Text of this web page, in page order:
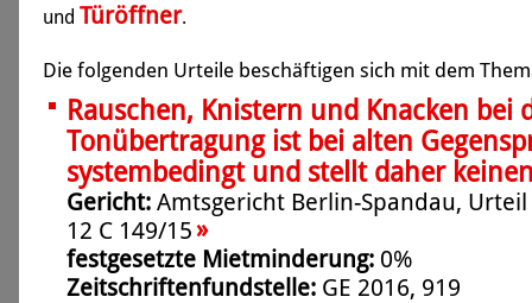
und Türöffner.
Die folgenden Urteile beschäftigen sich mit dem
Rauschen, Knistern und Knacken bei
Tonübertragung ist bei alten
systembedingt und stellt daher
Gericht: Amtsgericht Berlin-Spandau, Urteil
12 C 149/15»
festgesetzte Mietminderung: 0%
Zeitschriftenfundstelle: GE 2016, 919